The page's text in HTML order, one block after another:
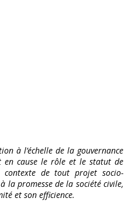
à l’échelle de la gouvernance
en cause le rôle et le statut de
de tout projet socio-
la promesse de la société civile,
et son efficience.